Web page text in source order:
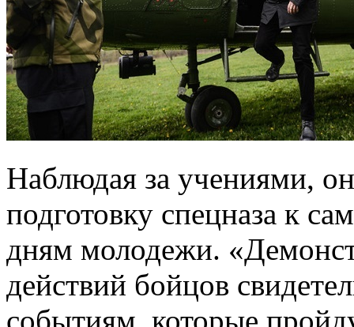
Наблюдая за учениями,
подготовку спецназа к
дням молодежи.
действий бойцов
событиям, которые